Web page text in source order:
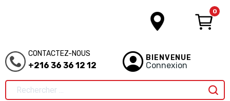
0
CONTACTEZ-NOUS
+216 36 36 12 12
BIENVENUE
Connexion